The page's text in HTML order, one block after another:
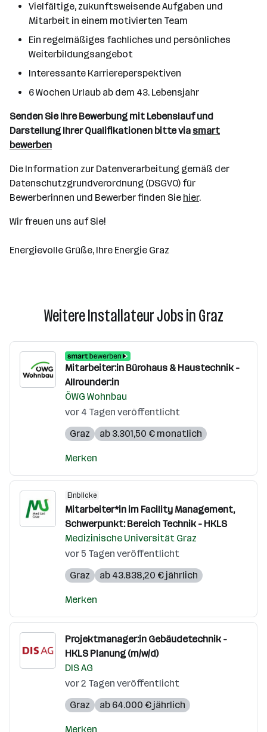
Vielfältige, zukunftsweisende Aufgaben und
Mitarbeit in einem motivierten Team
Ein regelmäßiges fachliches und persönliches
Weiterbildungsangebot
Interessante Karriereperspektiven
6 Wochen Urlaub ab dem 43. Lebensjahr
Senden Sie Ihre Bewerbung mit Lebenslauf und
Darstellung Ihrer Qualifikationen bitte via smart
bewerben
Die Information zur Datenverarbeitung gemäß der
Datenschutzgrundverordnung (DSGVO) für
Bewerberinnen und Bewerber finden Sie hier.
Wir freuen uns auf Sie!
Energievolle Grüße, Ihre Energie Graz
Weitere Installateur Jobs in Graz
Mitarbeiter:in Bürohaus & Haustechnik -
Allrounder:in
ÖWG Wohnbau
vor 4 Tagen veröffentlicht
Graz
ab 3.301,50 € monatlich
Merken
Einblicke
Mitarbeiter*in im Facility Management,
Schwerpunkt: Bereich Technik - HKLS
Medizinische Universität Graz
vor 5 Tagen veröffentlicht
Graz
ab 43.838,20 € jährlich
Merken
Projektmanager:in Gebäudetechnik -
HKLS Planung (m/w/d)
DIS AG
vor 2 Tagen veröffentlicht
Graz
ab 64.000 € jährlich
Merken